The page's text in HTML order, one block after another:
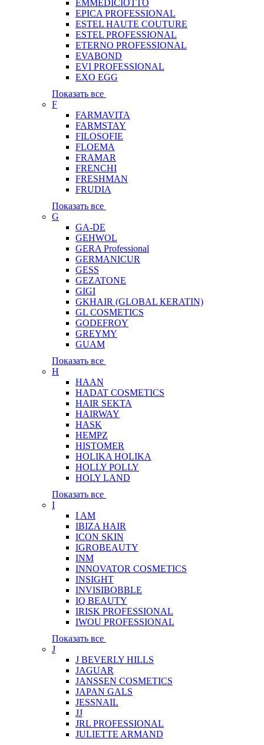
EMMEDICIOTTO
EPICA PROFESSIONAL
ESTEL HAUTE COUTURE
ESTEL PROFESSIONAL
ETERNO PROFESSIONAL
EVABOND
EVI PROFESSIONAL
EXO EGG
Показать все
F
FARMAVITA
FARMSTAY
FILOSOFIE
FLOEMA
FRAMAR
FRENCHI
FRESHMAN
FRUDIA
Показать все
G
GA-DE
GEHWOL
GERA Professional
GERMANICUR
GESS
GEZATONE
GIGI
GKHAIR (GLOBAL КЕRATIN)
GL COSMETICS
GODEFROY
GREYMY
GUAM
Показать все
H
HAAN
HADAT COSMETICS
HAIR SEKTA
HAIRWAY
HASK
HEMPZ
HISTOMER
HOLIKA HOLIKA
HOLLY POLLY
HOLY LAND
Показать все
I
I AM
IBIZA HAIR
ICON SKIN
IGROBEAUTY
INM
INNOVATOR COSMETICS
INSIGHT
INVISIBOBBLE
IQ BEAUTY
IRISK PROFESSIONAL
IWOU PROFESSIONAL
Показать все
J
J BEVERLY HILLS
JAGUAR
JANSSEN COSMETICS
JAPAN GALS
JESSNAIL
JJ
JRL PROFESSIONAL
JULIETTE ARMAND